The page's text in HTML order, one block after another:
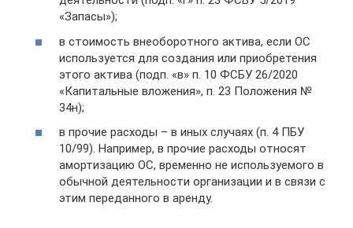
«Запасы»);
в стоимость внеоборотного актива, если ОС
используется для создания или приобретения
этого актива (подп. «в» п. 10 ФСБУ 26/2020
«Капитальные вложения», п. 23 Положения №
34н);
в прочие расходы – в иных случаях (п. 4 ПБУ
10/99). Например, в прочие расходы относят
амортизацию ОС, временно не используемого в
обычной деятельности организации и в связи с
этим переданного в аренду.